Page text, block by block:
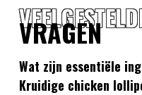
VRAGEN
Wat zijn essentiële
Kruidige chicken